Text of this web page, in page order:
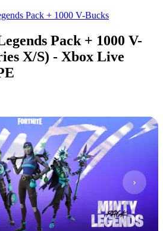
Pack + 1000 V-Bucks
Pack + 1000 V-
X/S) - Xbox Live